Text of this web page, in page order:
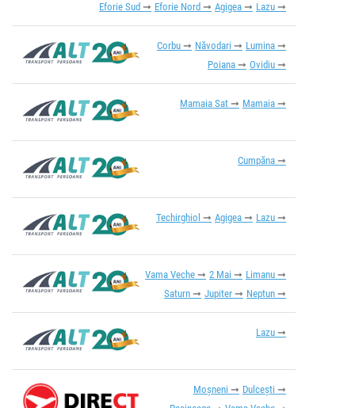
Eforie Sud
Eforie Nord Agigea Lazu
Corbu Năvodari
Lumina
Poiana
Ovidiu
Mamaia Sat Mamaia
Cumpăna
Techirghiol Agigea Lazu
Vama Veche 2 Mai
Limanu
Saturn
Jupiter Neptun
Lazu
Moșneni
Dulcești